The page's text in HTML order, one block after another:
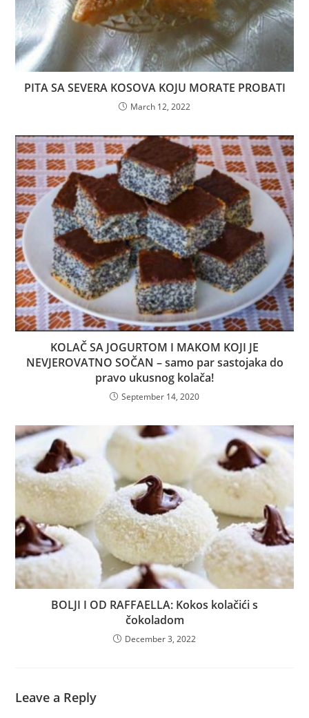
PITA SA SEVERA KOSOVA KOJU MORATE PROBATI
March 12, 2022
KOLAČ SA JOGURTOM I MAKOM KOJI JE
NEVJEROVATNO SOČAN – samo par sastojaka do
pravo ukusnog kolača!
September 14, 2020
BOLJI I OD RAFFAELLA: Kokos kolačići s
čokoladom
December 3, 2022
Leave a Reply